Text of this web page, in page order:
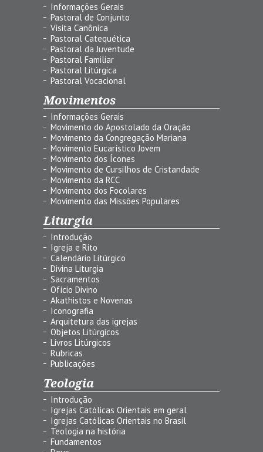
Informações Gerais
Pastoral de Conjunto
Visita Canônica
Pastoral Catequética
Pastoral da Juventude
Pastoral Familiar
Pastoral Litúrgica
Pastoral Vocacional
Movimentos
Informações Gerais
Movimento do Apostolado da Oração
Movimento da Congregação Mariana
Movimento Eucarístico Jovem
Movimento dos Ícones
Movimento de Cursilhos de Cristandade
Movimento da RCC
Movimento dos Focolares
Movimento das Missões Populares
Liturgia
Introdução
Igreja e Rito
Calendário Litúrgico
Divina Liturgia
Sacramentos
Ofício Divino
Akathistos e Novenas
Iconografia
Arquitetura das igrejas
Objetos Litúrgicos
Livros Litúrgicos
Rubricas
Publicações
Teologia
Introdução
Igrejas Católicas Orientais em geral
Igrejas Católicas Orientais no Brasil
Teologia na história
Fundamentos